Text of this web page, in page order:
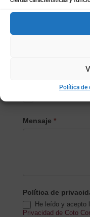
Política de
Particular
Mensaje *
Política de
He leído y acepto
Privacidad de Coto